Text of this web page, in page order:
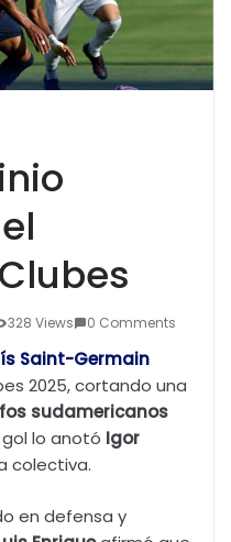
328 Views 0 Comments
Saint-Germain
2025, cortando una
sudamericanos
lo anotó Igor
colectiva.
en defensa y